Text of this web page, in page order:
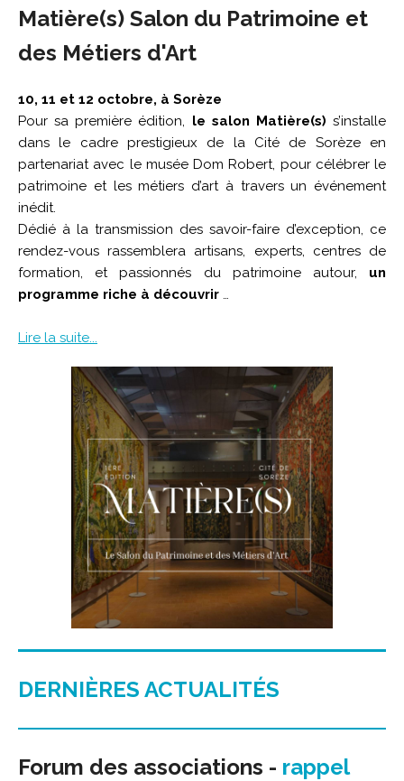
Matière(s) Salon du Patrimoine et
des Métiers d'Art
10, 11 et 12 octobre, à Sorèze
Pour sa première édition, le salon Matière(s) s’installe
dans le cadre prestigieux de la Cité de Sorèze en
partenariat avec le musée Dom Robert, pour célébrer le
patrimoine et les métiers d’art à travers un événement
inédit.
Dédié à la transmission des savoir-faire d’exception, ce
rendez-vous rassemblera artisans, experts, centres de
formation, et passionnés du patrimoine autour, un
programme riche à découvrir …
Lire la suite...
DERNIÈRES ACTUALITÉS
Forum des associations - rappel